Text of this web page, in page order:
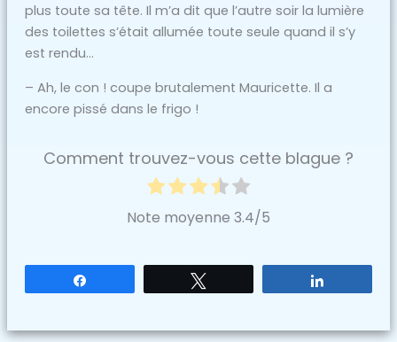
plus toute sa tête. Il m’a dit que l’autre soir la lumière
des toilettes s’était allumée toute seule quand il s’y
est rendu…
– Ah, le con ! coupe brutalement Mauricette. Il a
encore pissé dans le frigo !
Comment trouvez-vous cette blague ?
Note moyenne 3.4/5